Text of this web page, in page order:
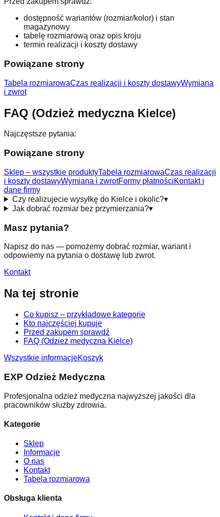
dostępność wariantów (rozmiar/kolor) i stan
magazynowy
tabelę rozmiarową oraz opis kroju
termin realizacji i koszty dostawy
Powiązane strony
Tabela rozmiarowaCzas realizacji i koszty dostawyWymiana
i zwrot
FAQ (Odzież medyczna Kielce)
Najczęstsze pytania:
Powiązane strony
Sklep – wszystkie produktyTabela rozmiarowaCzas realizacji
i koszty dostawyWymiana i zwrotFormy płatnościKontakt i
dane firmy
Czy realizujecie wysyłkę do Kielce i okolic?▾
Jak dobrać rozmiar bez przymierzania?▾
Masz pytania?
Napisz do nas — pomożemy dobrać rozmiar, wariant i
odpowiemy na pytania o dostawę lub zwrot.
Kontakt
Na tej stronie
Co kupisz – przykładowe kategorie
Kto najczęściej kupuje
Przed zakupem sprawdź
FAQ (Odzież medyczna Kielce)
Wszystkie informacjeKoszyk
EXP Odzież Medyczna
Profesjonalna odzież medyczna najwyższej jakości dla
pracowników służby zdrowia.
Kategorie
Sklep
Informacje
O nas
Kontakt
Tabela rozmiarowa
Obsługa klienta